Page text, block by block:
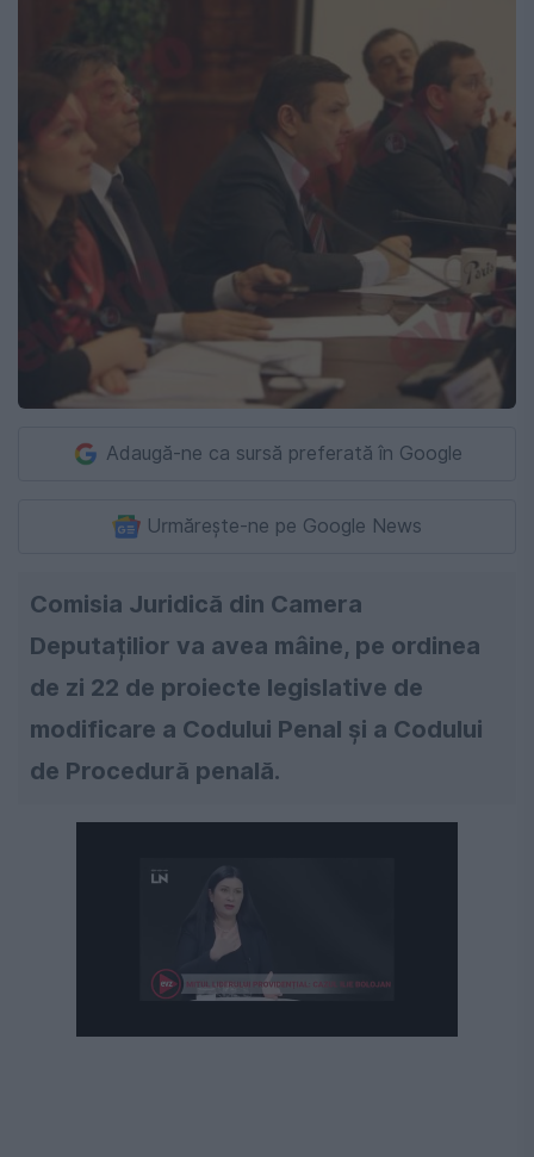
Adaugă-ne ca sursă preferată în Google
Urmărește-ne pe Google News
Comisia Juridică din Camera
Deputațilior va avea mâine, pe ordinea
de zi 22 de proiecte legislative de
modificare a Codului Penal și a Codului
de Procedură penală.